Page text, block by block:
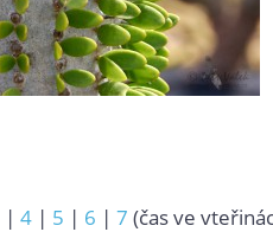
| 4 | 5 | 6 | 7 (čas ve